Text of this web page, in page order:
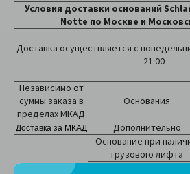
Условия доставки оснований
Notte по Москве и
Доставка осуществляется с
21:00
Независимо от
суммы заказа в
пределах МКАД
Основания
Доставка за МКАД Дополнительно
Подъем
Основание при
грузового лифта